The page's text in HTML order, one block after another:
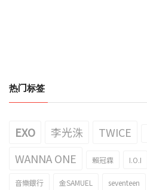
热门标签
EXO 李光洙 TWICE
WANNA ONE 賴冠霖 I.O.I
音樂銀行 金SAMUEL seventeen